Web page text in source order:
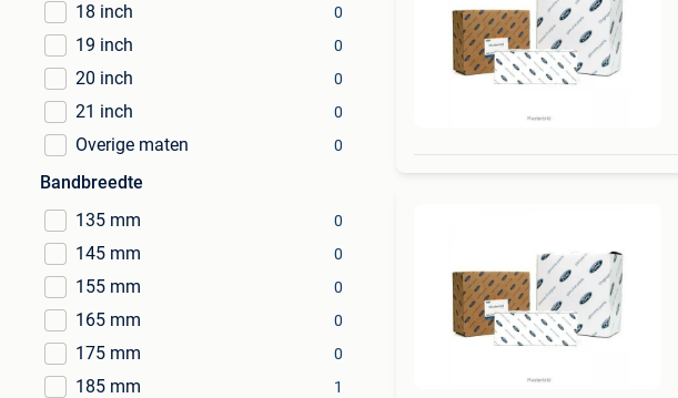
18 inch 0
19 inch 0
20 inch 0
21 inch 0
Overige maten 0
Bandbreedte
135 mm
0
145 mm 0
155 mm 0
165 mm 0
175 mm 0
185 mm 1